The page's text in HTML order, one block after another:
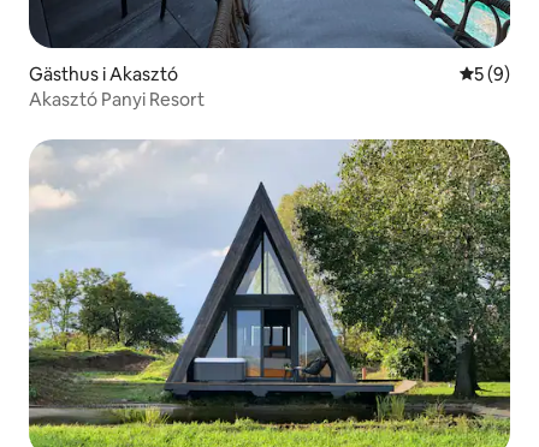
Gästhus i Akasztó 5 av 5 i
5 (9)
Akasztó Panyi Resort